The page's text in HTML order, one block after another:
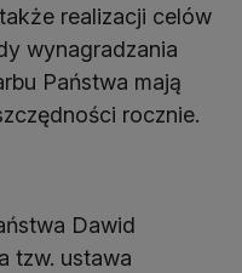
realizacji celów
wynagradzania
Państwa mają
rocznie.
Dawid
tzw. ustawa